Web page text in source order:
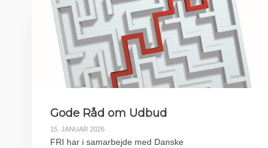
Gode Råd om Udbud
15. JANUAR 2026
FRI har i samarbejde med Danske